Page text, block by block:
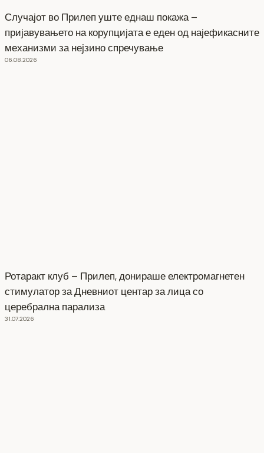
Случајот во Прилеп уште еднаш покажа –
пријавувањето на корупцијата е еден од најефикасните
механизми за нејзино спречување
06.08.2026
Ротаракт клуб – Прилеп, донираше електромагнетен
стимулатор за Дневниот центар за лица со
церебрална парализа
31.07.2026